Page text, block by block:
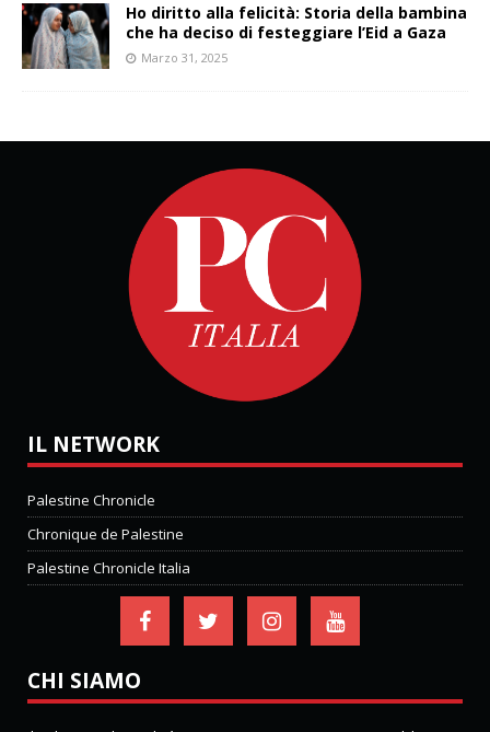
Ho diritto alla felicità: Storia della bambina
che ha deciso di festeggiare l’Eid a Gaza
Marzo 31, 2025
IL NETWORK
Palestine Chronicle
Chronique de Palestine
Palestine Chronicle Italia
CHI SIAMO